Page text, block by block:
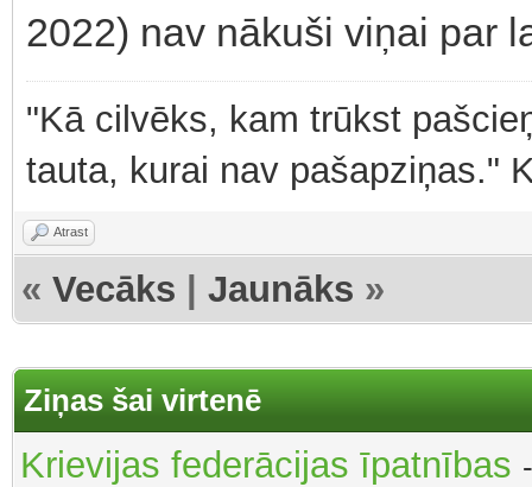
2022) nav nākuši viņai par
"Kā cilvēks, kam trūkst
tauta, kurai nav pašapziņas."
Atrast
« Vecāks Jaunāks »
Ziņas šai virtenē
Krievijas federācijas īpatnības